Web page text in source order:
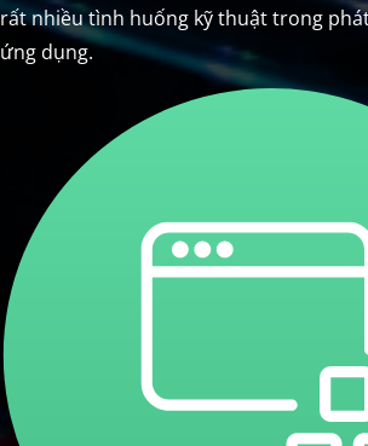
rất nhiều tình huống kỹ thuật trong
ứng dụng.